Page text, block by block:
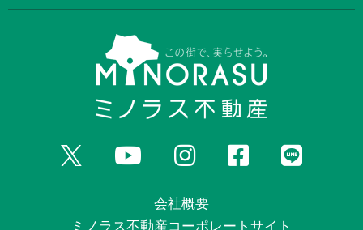
会社概要
ミノラス不動産コーポレートサイト